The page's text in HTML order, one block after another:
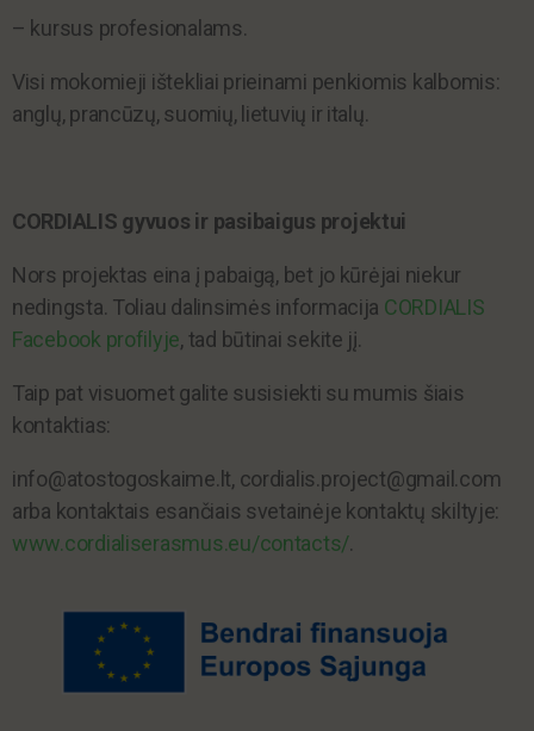
– kursus profesionalams.
Visi mokomieji ištekliai prieinami penkiomis kalbomis:
anglų, prancūzų, suomių, lietuvių ir italų.
CORDIALIS gyvuos ir pasibaigus projektui
Nors projektas eina į pabaigą, bet jo kūrėjai niekur
nedingsta. Toliau dalinsimės informacija CORDIALIS
Facebook profilyje, tad būtinai sekite jį.
Taip pat visuomet galite susisiekti su mumis šiais
kontaktias:
info@atostogoskaime.lt, cordialis.project@gmail.com
arba kontaktais esančiais svetainėje kontaktų skiltyje:
www.cordialiserasmus.eu/contacts/.